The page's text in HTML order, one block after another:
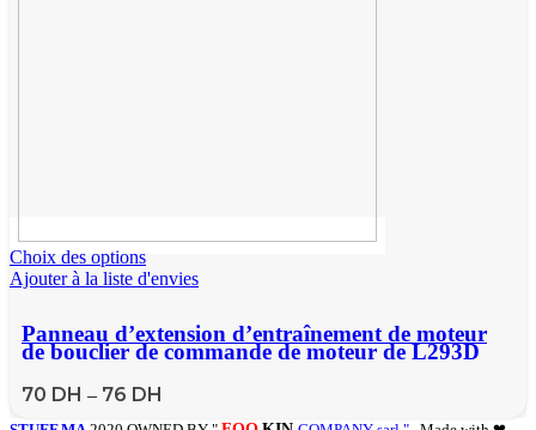
Choix des options
Ajouter à la liste d'envies
Panneau d’extension d’entraînement de moteur
de bouclier de commande de moteur de L293D
conducteur d’entraînement de moteur de 4
canaux L293D
70 DH – 76 DH